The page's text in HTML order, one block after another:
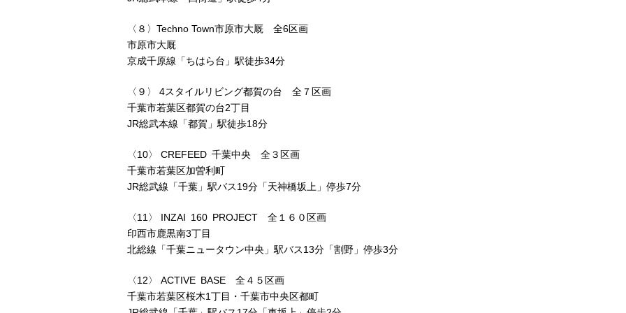
〈８〉 Techno Town市原市大厩 全6区画
市原市大厩
京成千原線「ちはら台」駅徒歩34分
〈９〉 4スタイルリビング都賀の台 全７区画
千葉市若葉区都賀の台2丁目
JR総武本線「都賀」駅徒歩18分
〈10〉 CREFEED 千葉中央 全３区画
千葉市若葉区加曽利町
JR総武線「千葉」駅バス19分「天神橋坂上」停歩7分
〈11 〉 INZAI 160 PROJECT 全１６０区画
印西市鹿黒南3丁目
北総線「千葉ニュータウン中央」駅バス13分「割野」停歩3分
〈12〉 ACTIVE BASE 全４５区画
千葉市若葉区桜木1丁目・千葉市中央区都町